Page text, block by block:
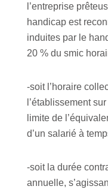
l’entreprise
handicap est
induites par le
20 % du smic
-soit l’horaire
l’établissement
limite de
d’un salarié à
-soit la durée
annuelle,